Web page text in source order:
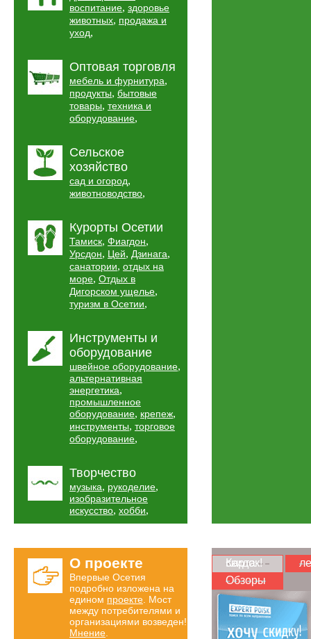
воспитание, здоровье
животных, продажа и
уход,
Оптовая торговля
мебель и фурнитура,
продукты, бытовые
товары, техника и
оборудование,
Сельское
хозяйство
сад и огород,
животноводство,
Курорты Осетии
Тамиск, Фиагдон,
Урсдон, Цей, Дзинага,
санатории, отдых на
море, Отдых в
Дигорском ущелье,
туризм в Осетии,
Инструменты и
оборудование
швейное оборудование,
альтернативная
энергетика,
промышленное
оборудование, крепеж,
инструменты, торговое
оборудование,
Творчество
музыка, рукоделие,
изобразительное
искусство, хобби,
О проекте
Впервые Осетия
подробно изложена на
едином проекте . Мост
между потребителями и
организациями возведен!
Мнение
Карта скидок!
Обзоры